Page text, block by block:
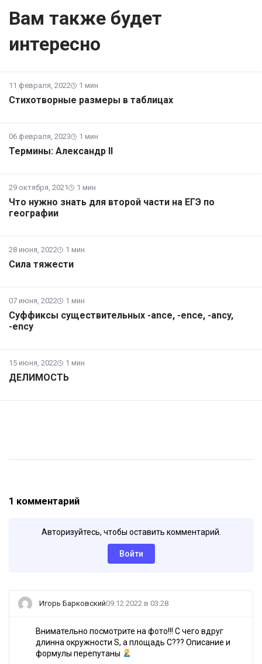
Вам также будет
интересно
11 февраля, 2022 1 мин
Стихотворные размеры в таблицах
06 февраля, 2023 1 мин
Термины: Александр II
29 октября, 2021 1 мин
Что нужно знать для второй части на ЕГЭ по
географии
28 июня, 2022 1 мин
Сила тяжести
07 июня, 2022 1 мин
Суффиксы существительных -ance, -ence, -ancy,
-ency
15 июня, 2022 1 мин
ДЕЛИМОСТЬ
1 комментарий
Авторизуйтесь, чтобы оставить комментарий.
Войти
Игорь Барковский09.12.2022 в 03:28
Внимательно посмотрите на фото!!! С чего вдруг
длинна окружности S, а площадь C??? Описание и
формулы перепутаны